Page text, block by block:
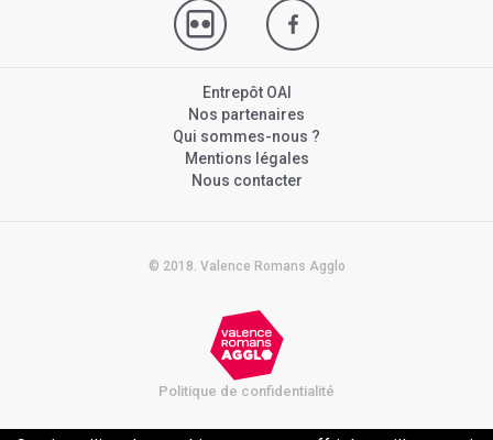
Entrepôt OAI
Nos partenaires
Qui sommes-nous ?
Mentions légales
Nous contacter
© 2018. Valence Romans Agglo
Politique de confidentialité